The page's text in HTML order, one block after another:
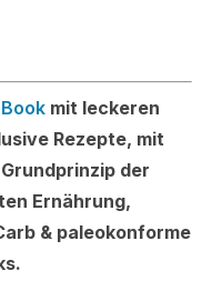
mit leckeren
Rezepte, mit
der
Ernährung,
& paleokonforme